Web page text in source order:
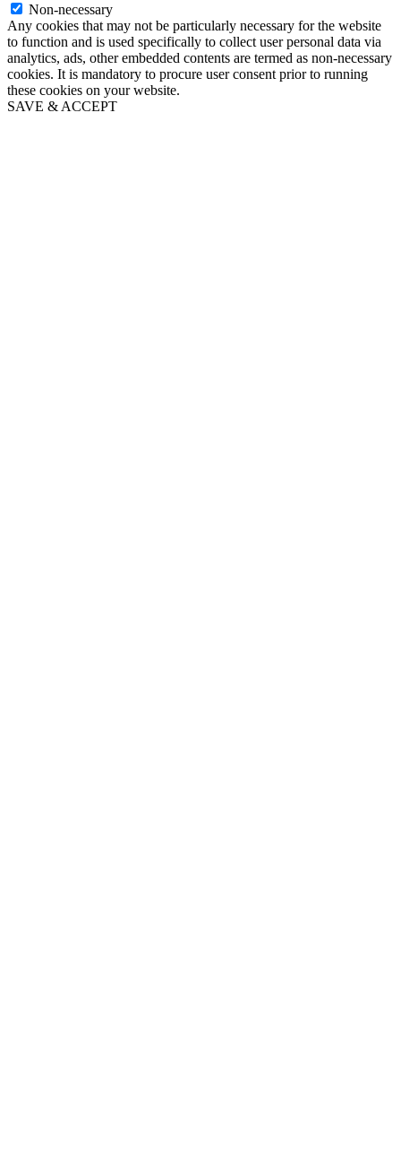
Non-necessary
Any cookies that may not be particularly necessary for the website
to function and is used specifically to collect user personal data via
analytics, ads, other embedded contents are termed as non-necessary
cookies. It is mandatory to procure user consent prior to running
these cookies on your website.
SAVE & ACCEPT